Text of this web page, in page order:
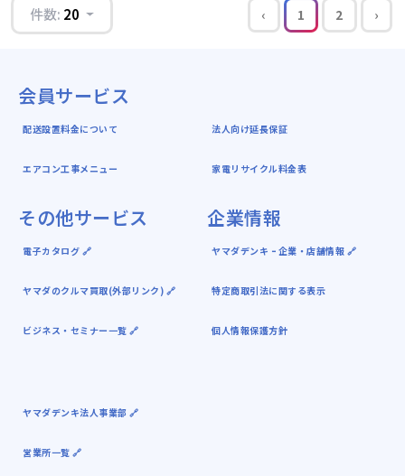
件数: 20 ‹ 1 2 ›
会員サービス
配送設置料金について
エアコン工事メニュー
法人向け延長保証
家電リサイクル料金表
その他サービス
電子カタログ 🔗
ヤマダのクルマ買取(外部リンク) 🔗
ビジネス・セミナー一覧 🔗
企業情報
ヤマダデンキ ｰ 企業・店舗情報 🔗
特定商取引法に関する表示
個人情報保護方針
ヤマダデンキ法人事業部 🔗
営業所一覧 🔗